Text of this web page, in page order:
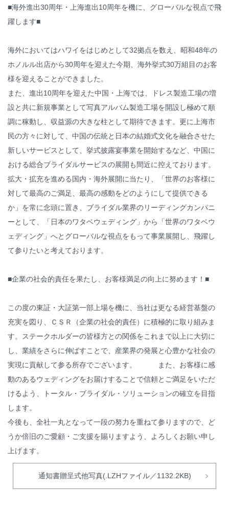
■海外進出30周年・上海進出10周年を機に、グローバルな視点で飛
躍します■
海外においてはハワイをはじめとして32拠点を数え、昭和48年の
ホノルル出店から30周年を迎えた今期、海外挙式30万組目のお客
様を迎えることができました。
また、進出10周年を迎えた中国・上海では、ドレス製造工場の増
設と共に新規事業として写真アルバム製造工場を開設し極めて順
調に稼動し、収益源の大きな柱として期待できます。更に上海市
民の方々に対して、中国の伝統と日本の結婚式文化を融合させた
新しいサービスとして、挙式披露宴事業を開始するなど、中国に
おける総合ブライダルサービスの展開も間近に控えております。
拡大・拡充を進める国内・海外展開に当たり、「世界のお客様に
対して最高のご満足、最高の感動をどのようにして提供できる
か」を常に念頭に置き、ブライダル業界のリーディングカンパニ
ーとして、「日本のワタベウェディング」から「世界のワタベウ
ェディング」へとグローバルな視点をもって事業展開し、飛躍し
て参りたいと考えております。
■企業の社会的責任を果たし、お客様満足の向上に努めます！■
この度の東証・大証第一部上場を機に、当社は更なる経営基盤の
充実を図り、ＣＳＲ（企業の社会的責任）に積極的に取り組みま
す。ステークホルダーの皆様方との関係をこれまで以上に大切に
し、業績をさらに伸ばすことで、産業界の発展と心豊かな社会の
実現に貢献して参る所存でございます。 また、お客様に感
動のあるウェディングをお届けすることで信頼とご満足をいただ
けるよう、トータル・ブライダル・ソリューションの確立を目指
します。
今後も、全社一丸となって一段の努力を重ねて参りますので、ど
うか倍旧のご愛顧・ご支援を賜りますよう、よろしくお願い申し
上げます。
通知書贈呈式他写真(.LZHファイル／1132.2KB)